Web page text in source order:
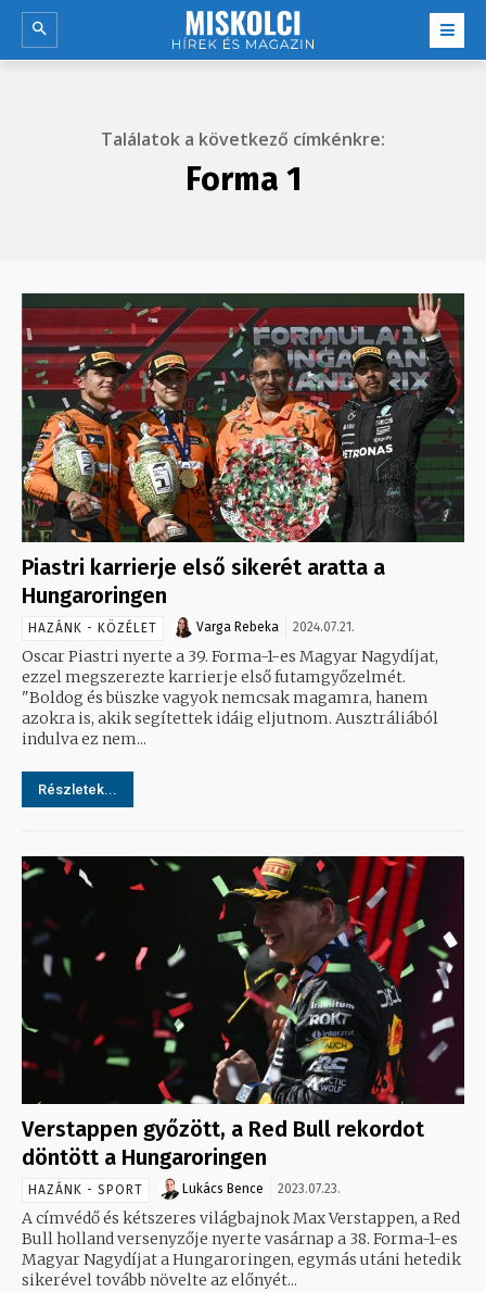
Találatok a következő címkénkre:
Forma 1
Piastri karrierje első sikerét aratta a
Hungaroringen
HAZÁNK - KÖZÉLET Varga Rebeka 2024.07.21.
Oscar Piastri nyerte a 39. Forma-1-es Magyar Nagydíjat,
ezzel megszerezte karrierje első futamgyőzelmét.
"Boldog és büszke vagyok nemcsak magamra, hanem
azokra is, akik segítettek idáig eljutnom. Ausztráliából
indulva ez nem...
Részletek...
Verstappen győzött, a Red Bull rekordot
döntött a Hungaroringen
HAZÁNK - SPORT Lukács Bence 2023.07.23.
A címvédő és kétszeres világbajnok Max Verstappen, a Red
Bull holland versenyzője nyerte vasárnap a 38. Forma-1-es
Magyar Nagydíjat a Hungaroringen, egymás utáni hetedik
sikerével tovább növelte az előnyét...